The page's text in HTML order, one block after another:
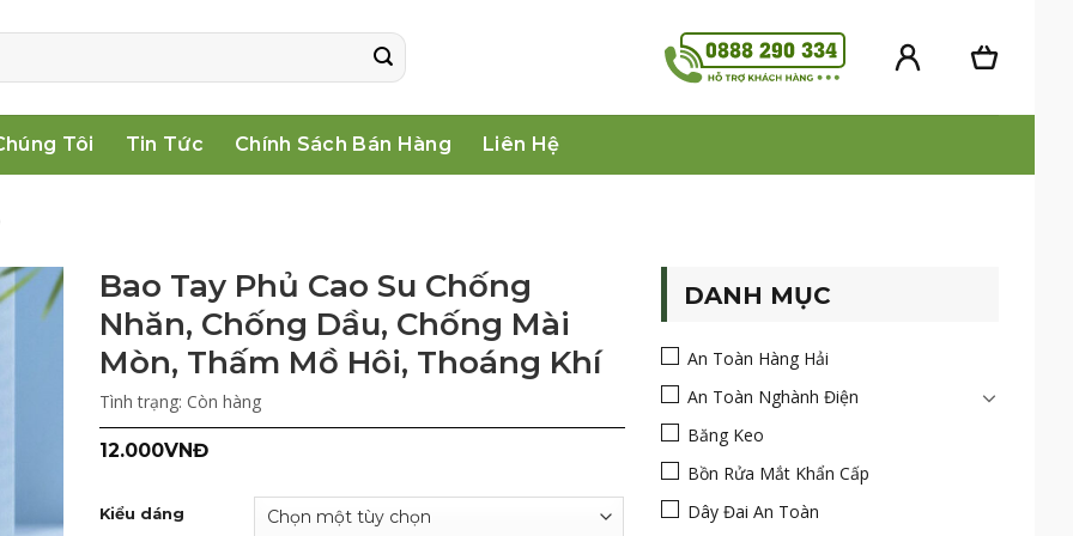
Tôi Tin Tức Chính Sách Bán Hàng Liên Hệ
Bao Tay Phủ Cao Su Chống
Nhăn, Chống Dầu, Chống Mài
Mòn, Thấm Mồ Hôi, Thoáng Khí
Tình trạng: Còn hàng
12.000VNĐ
Kiểu dáng
DANH MỤC
An Toàn Hàng Hải
An Toàn Nghành Điện
Băng Keo
Bồn Rửa Mắt Khẩn Cấp
Dây Đai An Toàn